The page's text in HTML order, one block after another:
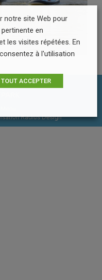
Radius Design
notre site Web pour
en
les visites répétées. En
à l'utilisation
TOUT ACCEPTER